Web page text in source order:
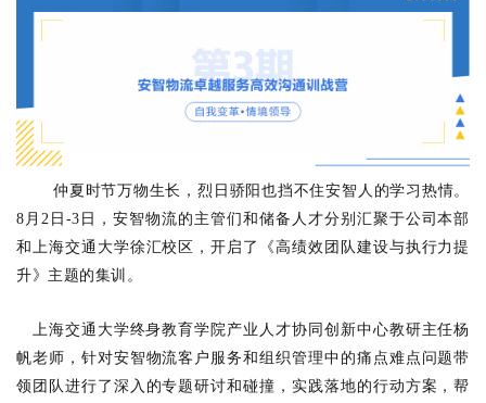
仲夏时节万物生长，烈日骄阳也挡不住安智人的学习热情。
8月2日-3日，安智物流的主管们和储备人才分别汇聚于公司本部
和上海交通大学徐汇校区，开启了《高绩效团队建设与执行力提
升》主题的集训。
上海交通大学终身教育学院产业人才协同创新中心教研主任杨
帆老师，针对安智物流客户服务和组织管理中的痛点难点问题带
领团队进行了深入的专题研讨和碰撞，实践落地的行动方案，帮